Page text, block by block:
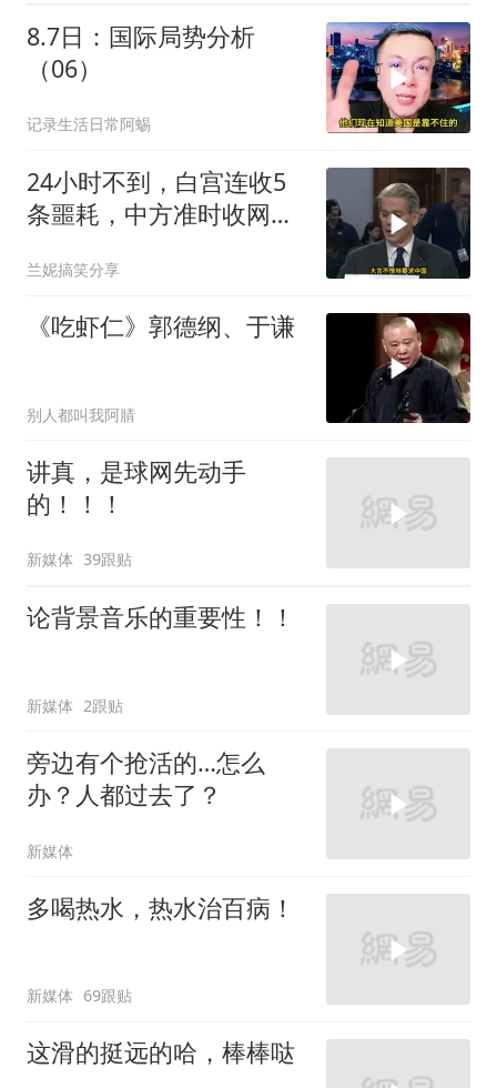
8.7日：国际局势分析
（06）
记录生活日常阿蜴
24小时不到，白宫连收5
条噩耗，中方准时收网，
兰妮搞笑分享
《吃虾仁》郭德纲、于谦
别人都叫我阿腈
讲真，是球网先动手
的！！！
新媒体 39跟贴
论背景音乐的重要性！！
新媒体 2跟贴
旁边有个抢活的…怎么
办？人都过去了？
新媒体
多喝热水，热水治百病！
新媒体 69跟贴
这滑的挺远的哈，棒棒哒